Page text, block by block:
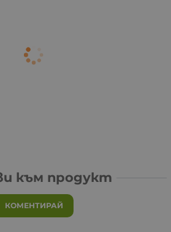
към продукт
КОМЕНТИРАЙ